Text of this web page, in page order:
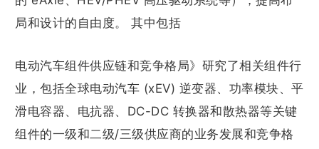
局和设计的自由度。 其中包括
电动汽车组件供应链和竞争格局》研究了相关组件行
业，包括全球电动汽车 (xEV) 逆变器、功率模块、平
滑电容器、电抗器、DC-DC 转换器和散热器等关键
组件的一级和二级/三级供应商的业务发展和竞争格